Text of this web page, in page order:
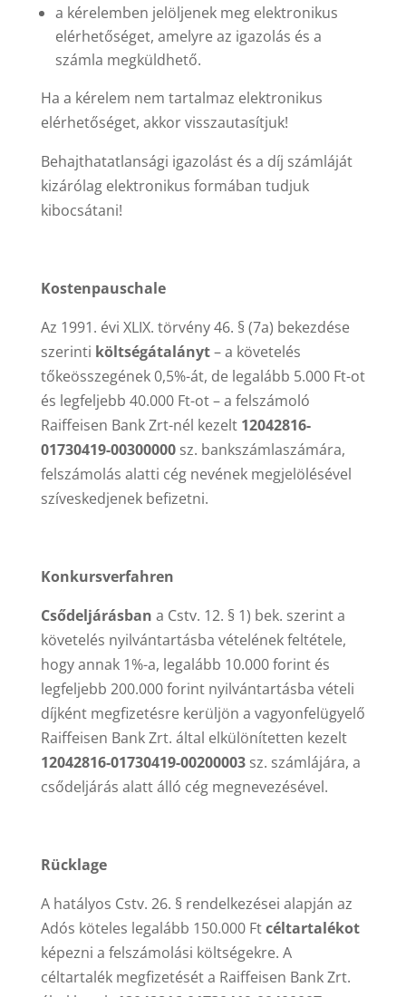
a kérelemben jelöljenek meg elektronikus
elérhetőséget, amelyre az igazolás és a
számla megküldhető.
Ha a kérelem nem tartalmaz elektronikus
elérhetőséget, akkor visszautasítjuk!
Behajthatatlansági igazolást és a díj számláját
kizárólag elektronikus formában tudjuk
kibocsátani!
Kostenpauschale
Az 1991. évi XLIX. törvény 46. § (7a) bekezdése
szerinti költségátalányt– a követelés
tőkeösszegének 0,5%-át, de legalább 5.000 Ft-ot
és legfeljebb 40.000 Ft-ot – a felszámoló
Raiffeisen Bank Zrt-nél kezelt 12042816-
01730419-00300000sz. bankszámlaszámára,
felszámolás alatti cég nevének megjelölésével
szíveskedjenek befizetni.
Konkursverfahren
Csődeljárásban a Cstv. 12. § 1) bek. szerint a
követelés nyilvántartásba vételének feltétele,
hogy annak 1%-a, legalább 10.000 forint és
legfeljebb 200.000 forint nyilvántartásba vételi
díjként megfizetésre kerüljön a vagyonfelügyelő
Raiffeisen Bank Zrt. által elkülönítetten kezelt
12042816-01730419-00200003sz. számlájára, a
csődeljárás alatt álló cég megnevezésével.
Rücklage
A hatályos Cstv. 26. § rendelkezései alapján az
Adós köteles legalább 150.000 Ftcéltartalékot
képezni a felszámolási költségekre. A
céltartalék megfizetését a Raiffeisen Bank Zrt.